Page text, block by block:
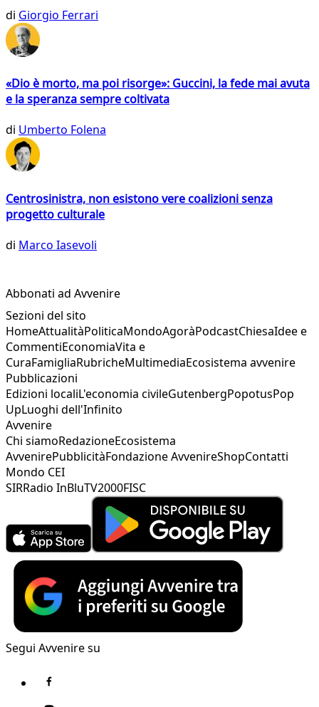
di Giorgio Ferrari
«Dio è morto, ma poi risorge»: Guccini, la fede mai avuta
e la speranza sempre coltivata
di Umberto Folena
Centrosinistra, non esistono vere coalizioni senza
progetto culturale
di Marco Iasevoli
Abbonati ad Avvenire
Sezioni del sito
HomeAttualitàPoliticaMondoAgoràPodcastChiesaIdee e
CommentiEconomiaVita e
CuraFamigliaRubricheMultimediaEcosistema avvenire
Pubblicazioni
Edizioni localiL'economia civileGutenbergPopotusPop
UpLuoghi dell'Infinito
Avvenire
Chi siamoRedazioneEcosistema
AvvenirePubblicitàFondazione AvvenireShopContatti
Mondo CEI
SIRRadio InBluTV2000FISC
Segui Avvenire su